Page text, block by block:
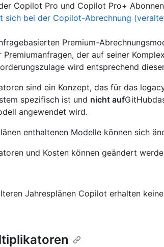
Copilot Pro und Copilot Pro+
sich bei der Copilot-Abrechnung
Premium-
der auf seiner
wird entsprechend
sind ein Konzept, das für das
spezifisch ist und nicht auf
angewendet wird.
enthaltenen Modelle können sich
und Kosten können geändert
Jahresplänen Copilot erhalten